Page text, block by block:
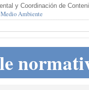
y Coordinación de
Ambiente